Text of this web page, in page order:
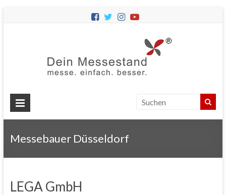
Messestände
für
Messebauer Düsseldorf
LEGA GmbH